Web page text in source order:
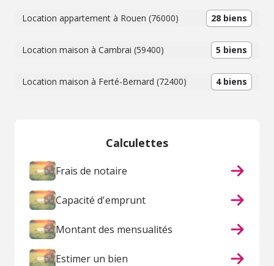
Location appartement à Rouen (76000) 28 biens
Location maison à Cambrai (59400) 5 biens
Location maison à Ferté-Bernard (72400) 4 biens
Calculettes
Frais de notaire
Capacité d'emprunt
Montant des mensualités
Estimer un bien